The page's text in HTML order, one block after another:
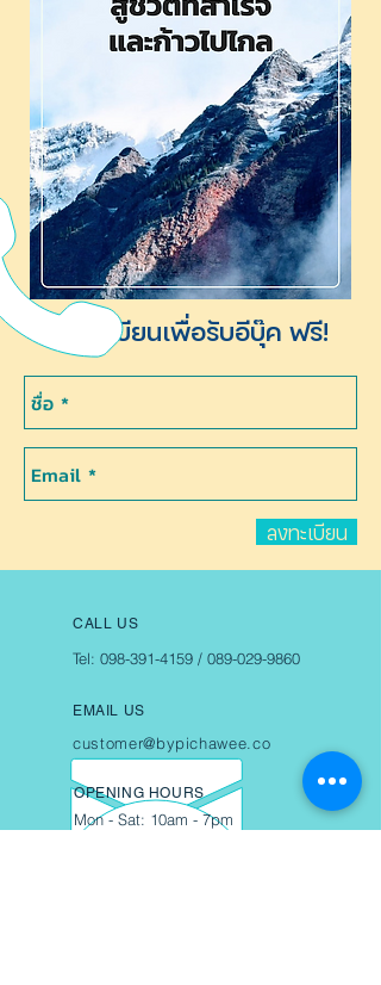
ลงทะเบียนเพื่อรับอีบุ๊ค ฟรี!
ลงทะเบียน
CALL US
Tel: 098-391-4159 / 089-029-9860
EMAIL US
customer@bypichawee.co
OPENING HOURS
Mon - Sat: 10am - 7pm